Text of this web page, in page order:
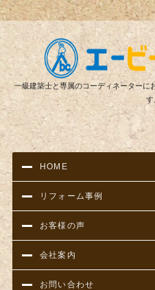
一級建築士と専属のコーディネーターに
す
HOME
リフォーム事例
お客様の声
会社案内
お問い合わせ